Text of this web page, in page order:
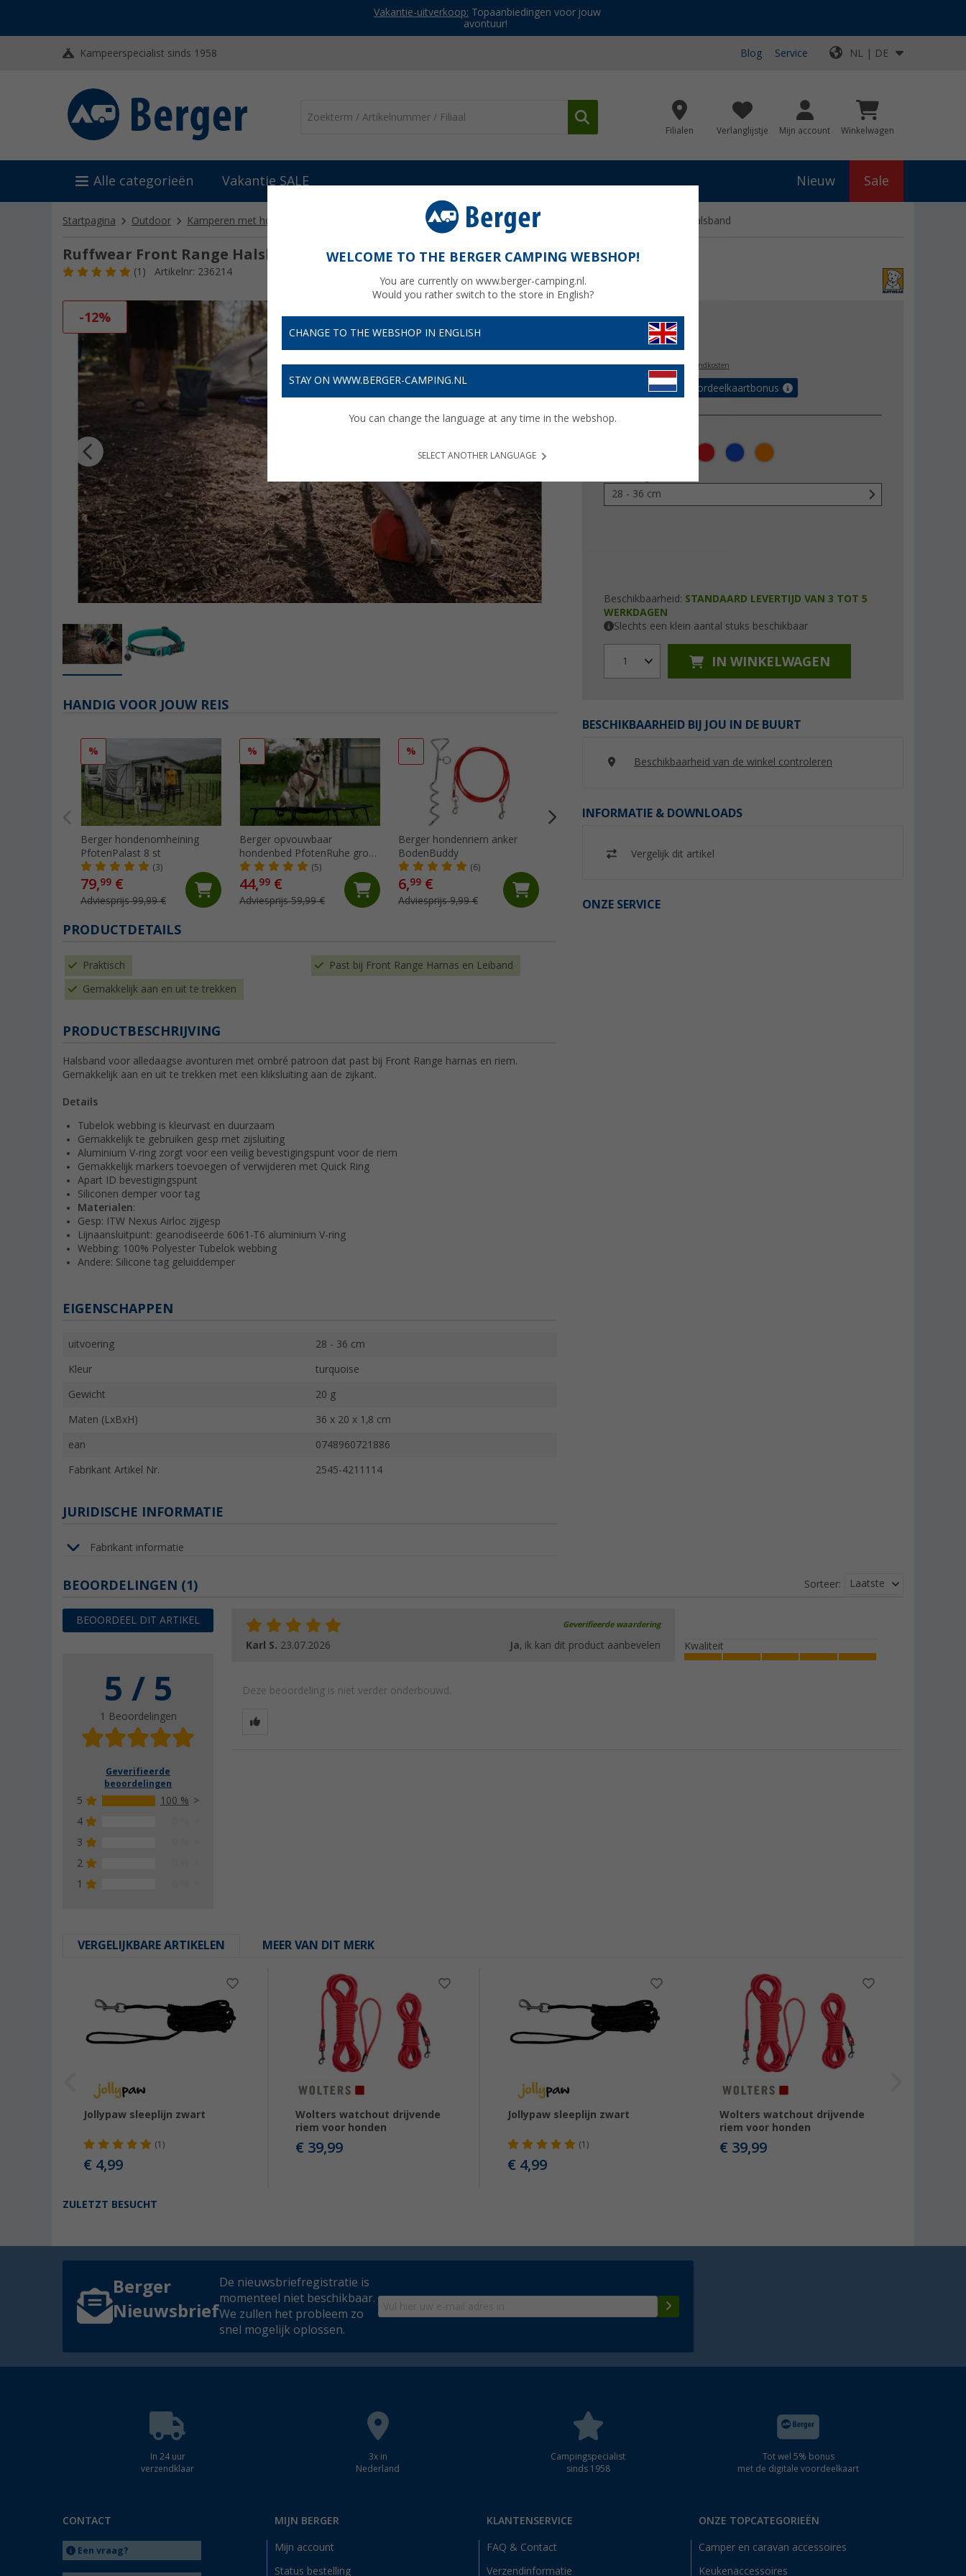
Vakantie-uitverkoop: Topaanbiedingen voor jouw
avontuur!
Kampeerspecialist sinds 1958 Blog Service NL | DE
Filialen Verlanglijstje Mijn account Winkelwagen
Alle categorieën Vakantie SALE Nieuw Sale
Startpagina Outdoor Kamperen met honden: Accessoires & uitrusting Hondentuig en hondenriemen Ruffwear Front Range Halsband
Ruffwear Front Range Halsband 28 - 36 cm aurora teal
(1) Artikelnr: 236214
-12% Adviesprijs€ 22,90
€ 19,99
Prijzen incl. BTWplus verzendkosten
Verzeker tot 5% voordeelkaartbonus
28 - 36 cm
Beschikbaarheid: STANDAARD LEVERTIJD VAN 3 TOT 5
WERKDAGEN
Slechts een klein aantal stuks beschikbaar
1 IN WINKELWAGEN
BESCHIKBAARHEID BIJ JOU IN DE BUURT
Beschikbaarheid van de winkel controleren
INFORMATIE & DOWNLOADS
Vergelijk dit artikel
ONZE SERVICE
HANDIG VOOR JOUW REIS
%
Berger hondenomheining
PfotenPalast 8 st
(3)
79,99 €
Adviesprijs 99,99 €
%
Berger opvouwbaar
hondenbed PfotenRuhe groot
tot 80 kg (XXL) (5)
44,99 €
Adviesprijs 59,99 €
%
Berger hondenriem anker
BodenBuddy
(6)
6,99 €
Adviesprijs 9,99 €
hondenomheining, 8-delig
Adviesprijs 99,99 €
PRODUCTDETAILS
Praktisch Past bij Front Range Harnas en Leiband
Gemakkelijk aan en uit te trekken
PRODUCTBESCHRIJVING
Halsband voor alledaagse avonturen met ombré patroon dat past bij Front Range harnas en riem.
Gemakkelijk aan en uit te trekken met een kliksluiting aan de zijkant.
Details
Tubelok webbing is kleurvast en duurzaam
Gemakkelijk te gebruiken gesp met zijsluiting
Aluminium V-ring zorgt voor een veilig bevestigingspunt voor de riem
Gemakkelijk markers toevoegen of verwijderen met Quick Ring
Apart ID bevestigingspunt
Siliconen demper voor tag
Materialen:
Gesp: ITW Nexus Airloc zijgesp
Lijnaansluitpunt: geanodiseerde 6061-T6 aluminium V-ring
Webbing: 100% Polyester Tubelok webbing
Andere: Silicone tag geluiddemper
EIGENSCHAPPEN
uitvoering 28 - 36 cm
Kleur turquoise
Gewicht 20 g
Maten (LxBxH) 36 x 20 x 1,8 cm
ean 0748960721886
Fabrikant Artikel Nr. 2545-4211114
JURIDISCHE INFORMATIE
Fabrikant informatie
BEOORDELINGEN (1)
BEOORDEEL DIT ARTIKEL
5 / 5
1 Beoordelingen
Geverifieerde
beoordelingen
5
100 %
4
3
2
1
Sorteer: Laatste
Geverifieerde waardering
Karl S. 23.07.2026 Ja, ik kan dit product aanbevelen
Deze beoordeling is niet verder onderbouwd.
Kwaliteit
VERGELIJKBARE ARTIKELEN MEER VAN DIT MERK
Jollypaw sleeplijn zwart
(1)
€ 4,99
Wolters watchout drijvende
riem voor honden
€ 39,99
Jollypaw sleeplijn zwart
(1)
€ 4,99
Wolters watchout drijvende
riem voor honden
€ 39,99
ZULETZT BESUCHT
Berger
Nieuwsbrief
De nieuwsbriefregistratie is
momenteel niet beschikbaar.
We zullen het probleem zo
snel mogelijk oplossen.
In 24 uur
verzendklaar
3x in
Nederland
Campingspecialist
sinds 1958
Tot wel 5% bonus
met de digitale voordeelkaart
CONTACT
Een vraag?
MIJN BERGER
Mijn account
Status bestelling
KLANTENSERVICE
FAQ & Contact
Verzendinformatie
ONZE TOPCATEGORIEËN
Camper en caravan accessoires
Keukenaccessoires
WELCOME TO THE BERGER CAMPING WEBSHOP!
You are currently on www.berger-camping.nl.
Would you rather switch to the store in English?
CHANGE TO THE WEBSHOP IN ENGLISH
STAY ON WWW.BERGER-CAMPING.NL
You can change the language at any time in the webshop.
SELECT ANOTHER LANGUAGE